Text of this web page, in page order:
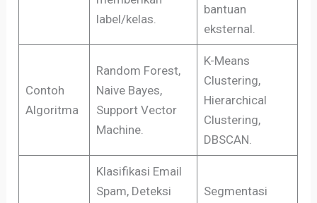
label/kelas.
bantuan
eksternal.
Contoh
Algoritma
Random Forest,
Naive Bayes,
Support Vector
Machine.
K-Means
Clustering,
Hierarchical
Clustering,
DBSCAN.
Klasifikasi Email
Spam, Deteksi
Segmentasi